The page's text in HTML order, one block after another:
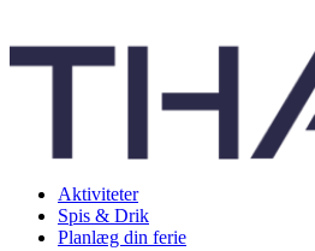
Aktiviteter
Spis & Drik
Planlæg din ferie